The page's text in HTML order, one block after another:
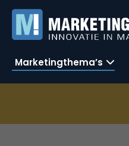
Marketingthema’s